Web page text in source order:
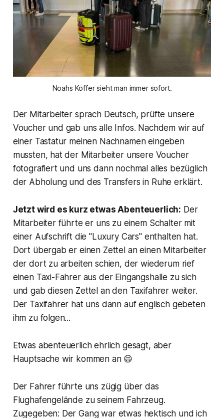
Noahs Koffer sieht man immer sofort.
Der Mitarbeiter sprach Deutsch, prüfte unsere
Voucher und gab uns alle Infos. Nachdem wir auf
einer Tastatur meinen Nachnamen eingeben
mussten, hat der Mitarbeiter unsere Voucher
fotografiert und uns dann nochmal alles bezüglich
der Abholung und des Transfers in Ruhe erklärt.
Jetzt wird es kurz etwas Abenteuerlich: Der
Mitarbeiter führte er uns zu einem Schalter mit
einer Aufschrift die "Luxury Cars" enthalten hat.
Dort übergab er einen Zettel an einen Mitarbeiter
der dort zu arbeiten schien, der wiederum rief
einen Taxi-Fahrer aus der Eingangshalle zu sich
und gab diesen Zettel an den Taxifahrer weiter.
Der Taxifahrer hat uns dann auf englisch gebeten
ihm zu folgen...
Etwas abenteuerlich ehrlich gesagt, aber
Hauptsache wir kommen an 😄
Der Fahrer führte uns zügig über das
Flughafengelände zu seinem Fahrzeug.
Zugegeben: Der Gang war etwas hektisch und ich